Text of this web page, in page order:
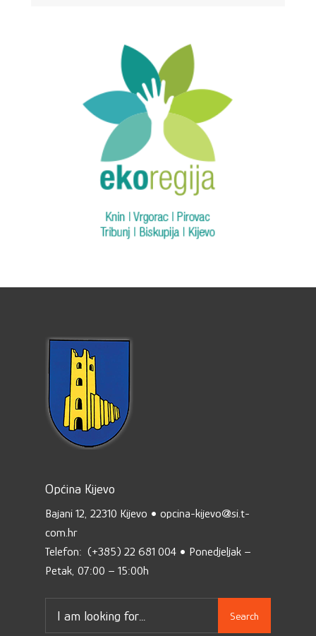
Općina Kijevo
Bajani 12, 22310 Kijevo • opcina-kijevo@si.t-
com.hr
Telefon: (+385) 22 681 004 • Ponedjeljak –
Petak, 07:00 – 15:00h
Search